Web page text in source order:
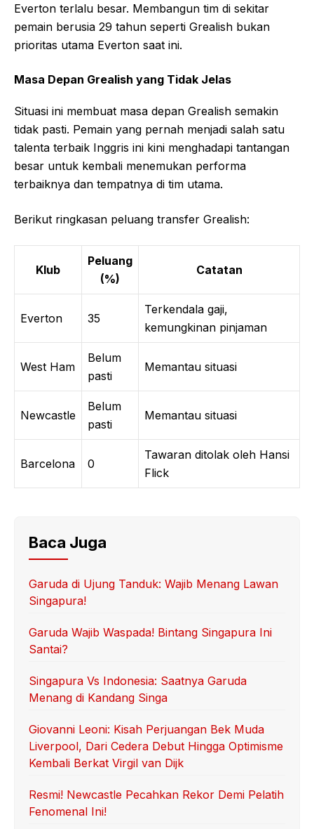
Everton terlalu besar. Membangun tim di sekitar
pemain berusia 29 tahun seperti Grealish bukan
prioritas utama Everton saat ini.
Masa Depan Grealish yang Tidak Jelas
Situasi ini membuat masa depan Grealish semakin
tidak pasti. Pemain yang pernah menjadi salah satu
talenta terbaik Inggris ini kini menghadapi tantangan
besar untuk kembali menemukan performa
terbaiknya dan tempatnya di tim utama.
Berikut ringkasan peluang transfer Grealish:
Klub
Peluang
(%)
Catatan
Everton 35
Terkendala gaji,
kemungkinan pinjaman
West Ham
Belum
pasti
Memantau situasi
Newcastle
Belum
pasti
Memantau situasi
Barcelona 0
Tawaran ditolak oleh Hansi
Flick
Baca Juga
Garuda di Ujung Tanduk: Wajib Menang Lawan
Singapura!
Garuda Wajib Waspada! Bintang Singapura Ini
Santai?
Singapura Vs Indonesia: Saatnya Garuda
Menang di Kandang Singa
Giovanni Leoni: Kisah Perjuangan Bek Muda
Liverpool, Dari Cedera Debut Hingga Optimisme
Kembali Berkat Virgil van Dijk
Resmi! Newcastle Pecahkan Rekor Demi Pelatih
Fenomenal Ini!